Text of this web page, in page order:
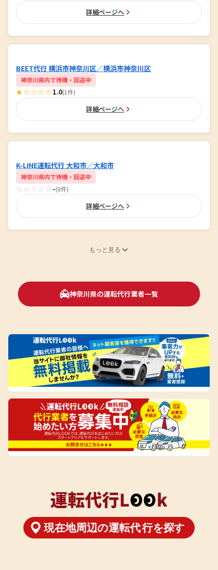
詳細ページへ
BEET代行 横浜市神奈川区／横浜市神奈川区
神奈川県内で待機・回送中
★☆☆☆☆1.0(1件)
詳細ページへ
K-LINE運転代行 大和市／大和市
神奈川県内で待機・回送中
☆☆☆☆☆ -(0件)
詳細ページへ
もっと見る
神奈川県の運転代行業者一覧